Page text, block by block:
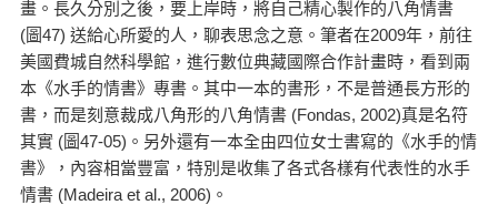
畫。長久分別之後，要上岸時，將自己精心製作的八角情書
(圖47) 送給心所愛的人，聊表思念之意。筆者在2009年，前往
美國費城自然科學館，進行數位典藏國際合作計畫時，看到兩
本《水手的情書》專書。其中一本的書形，不是普通長方形的
書，而是刻意裁成八角形的八角情書 (Fondas, 2002)真是名符
其實 (圖47-05)。另外還有一本全由四位女士書寫的《水手的情
書》，內容相當豐富，特別是收集了各式各樣有代表性的水手
情書 (Madeira et al., 2006)。